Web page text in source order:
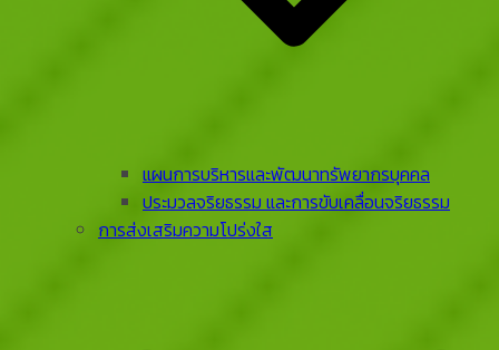
แผนการบริหารและพัฒนาทรัพยากรบุคคล
ประมวลจริยธรรม และการขับเคลื่อนจริยธรรม
การส่งเสริมความโปร่งใส